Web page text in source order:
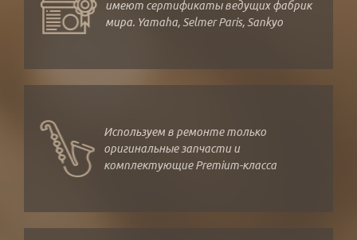
имеют сертификаты ведущих фабрик
мира. Yamaha, Selmer Paris, Sankyo
Используем в ремонте только
оригинальные запчасти и
комплектующие Premium-класса